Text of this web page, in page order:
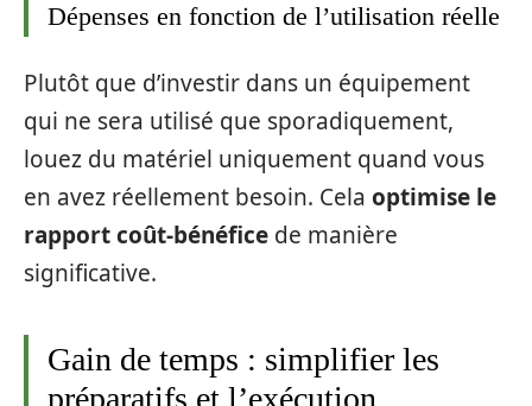
Dépenses en fonction de l’utilisation réelle
Plutôt que d’investir dans un équipement
qui ne sera utilisé que sporadiquement,
louez du matériel uniquement quand vous
en avez réellement besoin. Cela optimise le
rapport coût-bénéfice de manière
significative.
Gain de temps : simplifier les
préparatifs et l’exécution